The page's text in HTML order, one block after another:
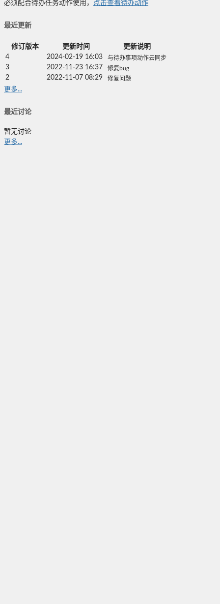
必须配合待办任务动作使用， 点击查看待办动作
最近更新
修订版本 更新时间
更新说明
4
2024-02-19 16:03 与待办事项动作云同步
3 2022-11-23 16:37 修复bug
2 2022-11-07 08:29 修复问题
更多...
最近讨论
暂无讨论
更多...